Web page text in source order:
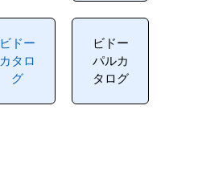
ビドー
カタロ
グ
ビドー
パルカ
タログ